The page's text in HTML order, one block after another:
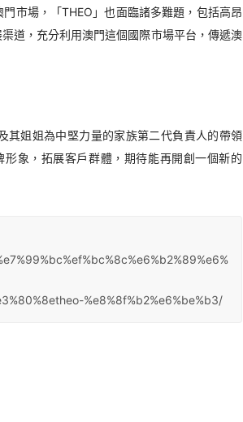
市場，「THEO」也面臨諸多難題，包括高昂
道，充分利用澳門這個國際市場平台，傳遞澳
其姐姐為中堅力量的家族第二代負責人的帶領
象，拓展客戶群體，期待能再開創一個新的
%e8%8f%b2%e6%be%b3/